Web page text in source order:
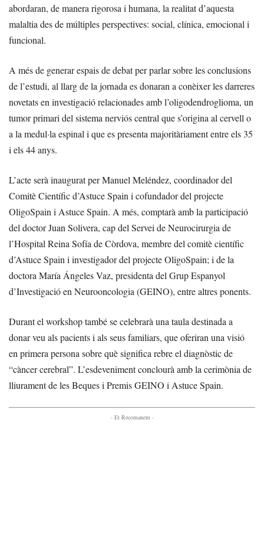
abordaran, de manera rigorosa i humana, la realitat d’aquesta
malaltia des de múltiples perspectives: social, clínica, emocional i
funcional.
A més de generar espais de debat per parlar sobre les conclusions
de l’estudi, al llarg de la jornada es donaran a conèixer les darreres
novetats en investigació relacionades amb l’oligodendroglioma, un
tumor primari del sistema nerviós central que s’origina al cervell o
a la medul·la espinal i que es presenta majoritàriament entre els 35
i els 44 anys.
L’acte serà inaugurat per Manuel Meléndez, coordinador del
Comitè Científic d’Astuce Spain i cofundador del projecte
OligoSpain i Astuce Spain. A més, comptarà amb la participació
del doctor Juan Solivera, cap del Servei de Neurocirurgia de
l’Hospital Reina Sofía de Còrdova, membre del comitè científic
d’Astuce Spain i investigador del projecte OligoSpain; i de la
doctora María Ángeles Vaz, presidenta del Grup Espanyol
d’Investigació en Neurooncologia (GEINO), entre altres ponents.
Durant el workshop també se celebrarà una taula destinada a
donar veu als pacients i als seus familiars, que oferiran una visió
en primera persona sobre què significa rebre el diagnòstic de
“càncer cerebral”. L’esdeveniment conclourà amb la cerimònia de
lliurament de les Beques i Premis GEINO i Astuce Spain.
- Et Recomanem -